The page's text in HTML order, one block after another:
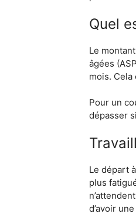
Quel
Le
âgées
mois. Cela
Pour un
dépasser
Le départ
plus
d’avoir